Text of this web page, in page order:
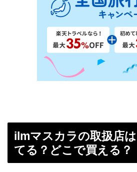
ilmマスカラの取扱店
てる？どこで買える？